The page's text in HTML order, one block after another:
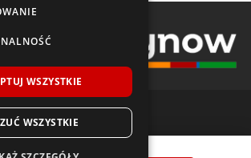
Wszelkie prawa zastrzeżone.
Goodride 235/40 R19
WSZYSTKIE
WSZYSTKIE